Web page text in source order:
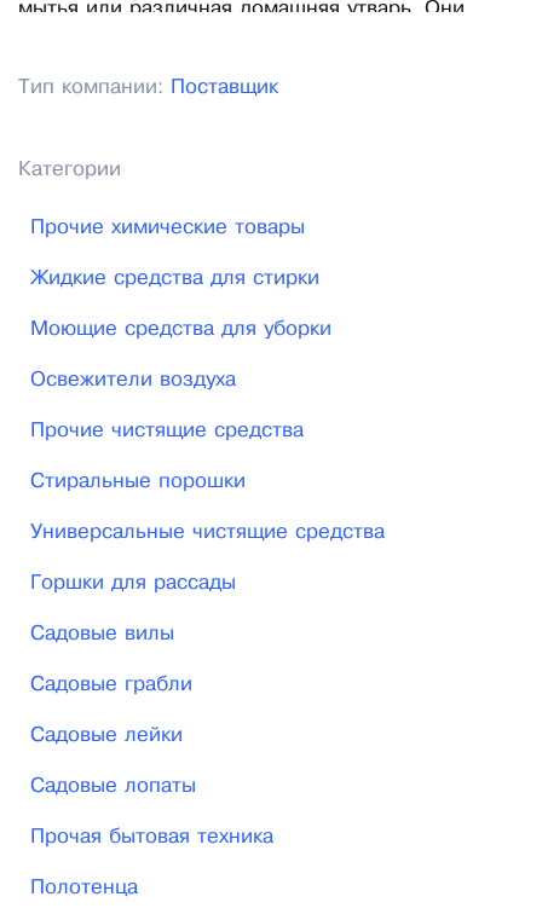
мытья или различная домашняя утварь. Они
времени года и курса валют. Воспользовавшись
Тип компании: Поставщик
Категории
Прочие химические товары
Жидкие средства для стирки
Моющие средства для уборки
Освежители воздуха
Прочие чистящие средства
Стиральные порошки
Универсальные чистящие средства
Горшки для рассады
Садовые вилы
Садовые грабли
Садовые лейки
Садовые лопаты
Прочая бытовая техника
Полотенца